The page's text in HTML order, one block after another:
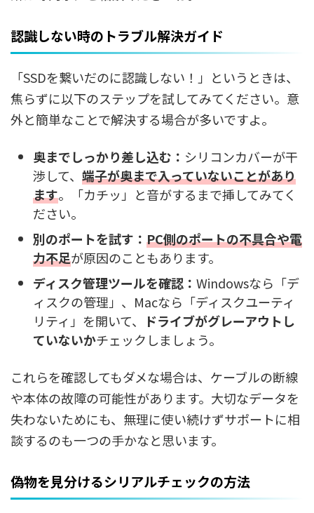
認識しない時のトラブル解決ガイド
「SSDを繋いだのに認識しない！」というときは、
焦らずに以下のステップを試してみてください。意
外と簡単なことで解決する場合が多いですよ。
奥までしっかり差し込む： シリコンカバーが干
渉して、 端子が奥まで入っていないことがあり
ます。「カチッ」と音がするまで挿してみてく
ださい。
別のポートを試す： PC側のポートの不具合や電
力不足が原因のこともあります。
ディスク管理ツールを確認： Windowsなら「デ
ィスクの管理」、Macなら「ディスクユーティ
リティ」を開いて、
ドライブがグレーアウトし
ていないかチェックしましょう。
これらを確認してもダメな場合は、ケーブルの断線
や本体の故障の可能性があります。大切なデータを
失わないためにも、無理に使い続けずサポートに相
談するのも一つの手かなと思います。
偽物を見分けるシリアルチェックの方法